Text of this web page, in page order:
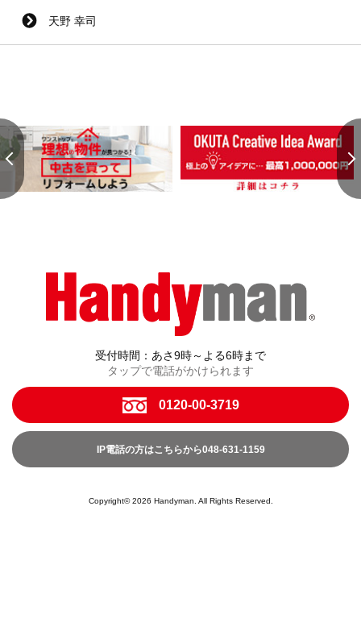
天野 幸司
受付時間：あさ9時～よる6時まで
タップで電話がかけられます
0120-00-3719
IP電話の方はこちらから048-631-1159
Copyright© 2026 Handyman. All Rights Reserved.